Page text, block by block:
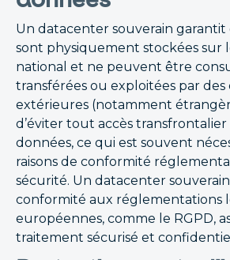
Un datacenter souverain garantit
sont physiquement stockées sur
national et ne peuvent être
transférées ou exploitées par des
extérieures (notamment
d’éviter tout accès
données, ce qui est souvent
raisons de conformité
sécurité. Un datacenter
conformité aux réglementations
européennes, comme le RGPD,
traitement sécurisé et